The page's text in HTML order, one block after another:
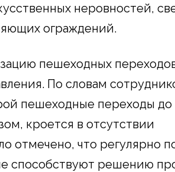
неровностей,
ограждений.
пешеходных
По словам
пешеходные переходы до
кроется в отсутствии
отмечено, что регулярно
способствуют решению